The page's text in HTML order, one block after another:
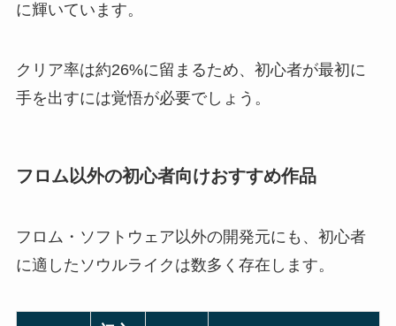
に輝いています。
クリア率は約26%に留まるため、初心者が最初に
手を出すには覚悟が必要でしょう。
フロム以外の初心者向けおすすめ作品
フロム・ソフトウェア以外の開発元にも、初心者
に適したソウルライクは数多く存在します。